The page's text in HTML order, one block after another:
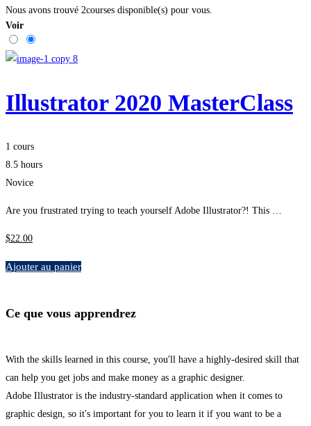
Nous avons trouvé 2courses disponible(s) pour vous.
Voir
Illustrator 2020 MasterClass
1 cours
8.5 hours
Novice
Are you frustrated trying to teach yourself Adobe Illustrator?! This …
$22.00
Ajouter au panier
Ce que vous apprendrez
With the skills learned in this course, you'll have a highly-desired skill that
can help you get jobs and make money as a graphic designer.
Adobe Illustrator is the industry-standard application when it comes to
graphic design, so it's important for you to learn it if you want to be a